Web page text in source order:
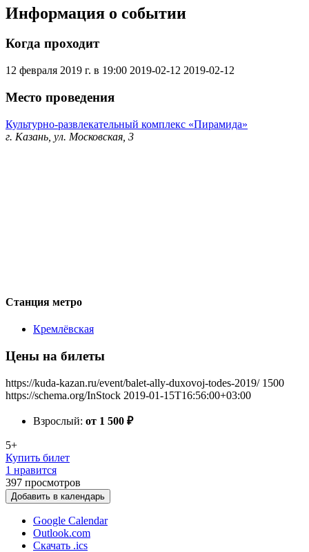
Информация о событии
Когда проходит
12 февраля 2019 г. в 19:00 2019-02-12 2019-02-12
Место проведения
Культурно-развлекательный комплекс «Пирамида»
г. Казань, ул. Московская, 3
Станция метро
Кремлёвская
Цены на билеты
https://kuda-kazan.ru/event/balet-ally-duxovoj-todes-2019/ 1500
https://schema.org/InStock 2019-01-15T16:56:00+03:00
Взрослый: от 1 500 ₽
5+
Купить билет
1 нравится
397 просмотров
Добавить в календарь
Google Calendar
Outlook.com
Скачать .ics